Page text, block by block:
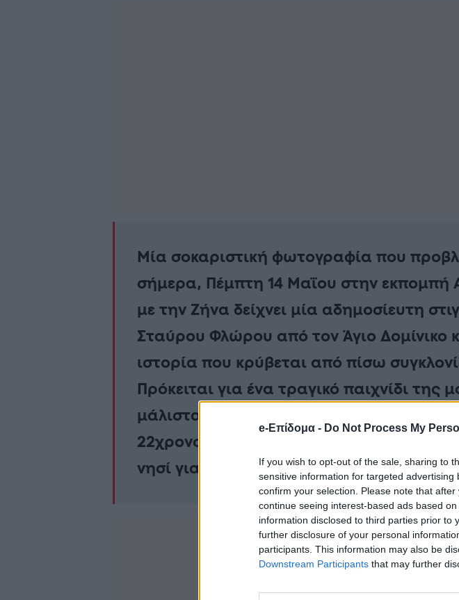
e-Επίδομα - Do Not Process My
If you wish to opt-out of the sale, sharing to
sensitive information for targeted
confirm your selection. Please note that
continue seeing interest-based ads based
information disclosed to third parties prior to
further disclosure of your personal
participants. This information may also be
Downstream Participants that may further
Μία σοκαριστική φωτογραφία που
σήμερα, Πέμπτη 14 Μαΐου στην εκπομπή
με την Ζήνα δείχνει μία αδημοσίευτη
Σταύρου Φλώρου από τον Άγιο Δομίνικο
ιστορία που κρύβεται από πίσω
Πρόκειται για ένα τραγικό παιχνίδι της
μάλιστα ήταν το πρώτο πράγμα που είπε
22χρονος στην αδερφή του, Άννα, όταν
νησί για να τον δει.